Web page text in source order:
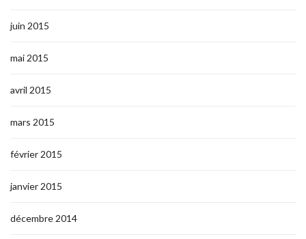
juin 2015
mai 2015
avril 2015
mars 2015
février 2015
janvier 2015
décembre 2014